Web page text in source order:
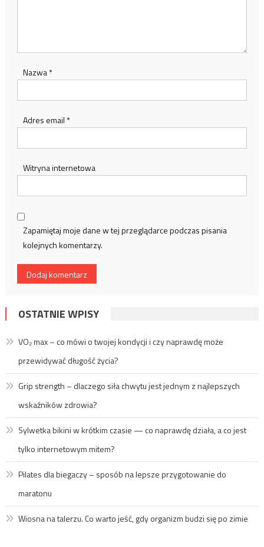
Nazwa*
Adres email *
Witryna internetowa
Zapamiętaj moje dane w tej przeglądarce podczas pisania
kolejnych komentarzy.
OSTATNIE WPISY
VO₂ max – co mówi o twojej kondycji i czy naprawdę może
przewidywać długość życia?
Grip strength – dlaczego siła chwytu jest jednym z najlepszych
wskaźników zdrowia?
Sylwetka bikini w krótkim czasie — co naprawdę działa, a co jest
tylko internetowym mitem?
Pilates dla biegaczy – sposób na lepsze przygotowanie do
maratonu
Wiosna na talerzu. Co warto jeść, gdy organizm budzi się po zimie